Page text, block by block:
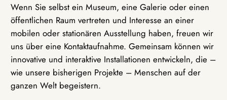
Wenn Sie selbst ein Museum, eine Galerie oder einen
öffentlichen Raum vertreten und Interesse an einer
mobilen oder stationären Ausstellung haben, freuen wir
uns über eine Kontaktaufnahme. Gemeinsam können wir
innovative und interaktive Installationen entwickeln, die –
wie unsere bisherigen Projekte – Menschen auf der
ganzen Welt begeistern.